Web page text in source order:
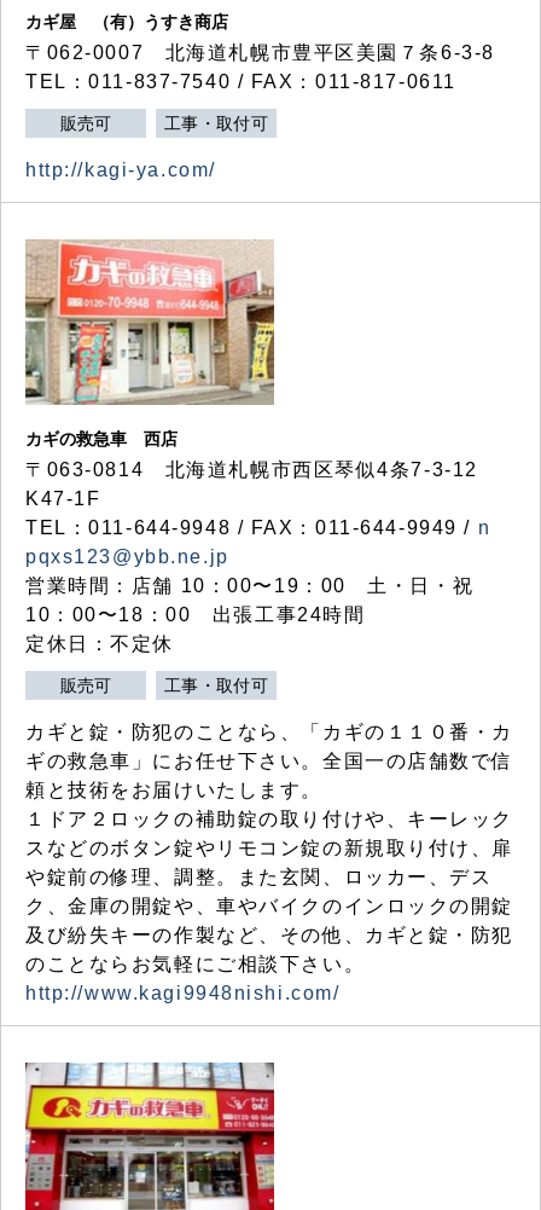
カギ屋 （有）うすき商店
〒062-0007 北海道札幌市豊平区美園７条6-3-8
TEL：011-837-7540 / FAX：011-817-0611
販売可 工事・取付可
http://kagi-ya.com/
カギの救急車 西店
〒063-0814 北海道札幌市西区琴似4条7-3-12
K47-1F
TEL：011-644-9948 / FAX：011-644-9949 / n
pqxs123@ybb.ne.jp
営業時間：店舗 10：00〜19：00 土・日・祝
10：00〜18：00 出張工事24時間
定休日：不定休
販売可 工事・取付可
カギと錠・防犯のことなら、「カギの１１０番・カ
ギの救急車」にお任せ下さい。全国一の店舗数で信
頼と技術をお届けいたします。
１ドア２ロックの補助錠の取り付けや、キーレック
スなどのボタン錠やリモコン錠の新規取り付け、扉
や錠前の修理、調整。また玄関、ロッカー、デス
ク、金庫の開錠や、車やバイクのインロックの開錠
及び紛失キーの作製など、その他、カギと錠・防犯
のことならお気軽にご相談下さい。
http://www.kagi9948nishi.com/